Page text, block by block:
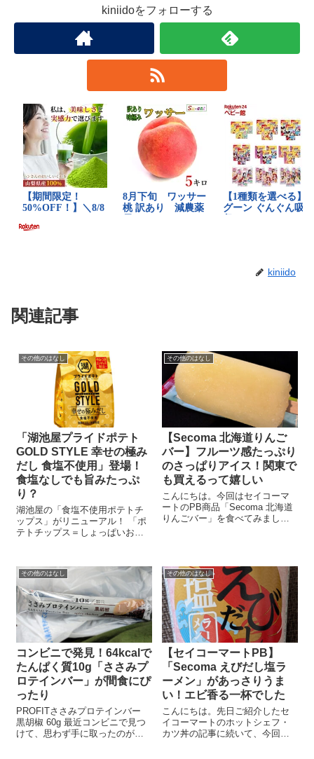
kiniidoをフォローする
kiniido
関連記事
その他のはなし
「湖池屋プライドポテト
GOLD STYLE 幸せの極み
だし 食塩不使用」登場！
食塩なしでも旨みたっぷ
り？
湖池屋の「食塩不使用ポテトチ
ップス」がリニューアル！ 「ポ
テトチップス＝しょっぱいお菓
しっかり美味しいポテチ も増え
てきましたね。 湖池屋が2024年
に発売した「湖池屋プライド
ポ...
その他のはなし
【Secoma 北海道りんご
バー】フルーツ感たっぷり
のさっぱりアイス！関東で
も買えるって嬉しい
こんにちは。今回はセイコーマ
ートのPB商品「Secoma 北海道
りんごバー」を食べてみまし
北海道仁木町産のりんご使用。
アイス...
その他のはなし
コンビニで発見！64kcalで
たんぱく質10g「ささみプ
ロテインバー」が間食にぴ
ったり
PROFITささみプロテインバー
黒胡椒 60g 最近コンビニで見つ
けて、思わず手に取ったのがこ
その他のはなし
【セイコーマートPB】
「Secoma えびだし塩ラ
ーメン」があっさりうま
い！エビ香る一杯でした
こんにちは。先日ご紹介したセ
イコーマートのホットシェフ・
カツ丼の記事に続いて、今回は